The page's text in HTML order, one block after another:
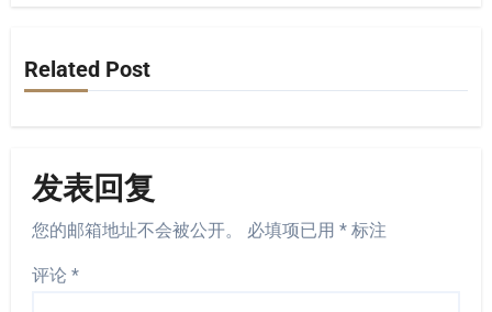
Related Post
发表回复
您的邮箱地址不会被公开。 必填项已用 *标注
评论 *